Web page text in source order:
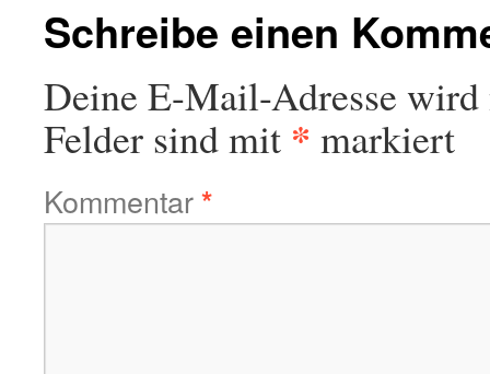
Schreibe einen
Deine E-Mail-Adresse
Felder sind mit * markiert
Kommentar*